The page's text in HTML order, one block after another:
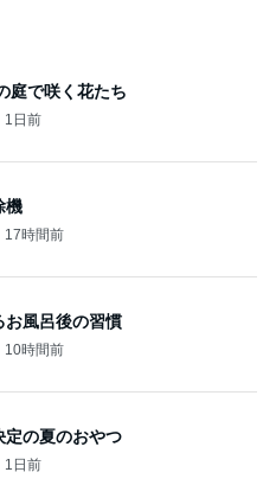
庭で咲く花たち
1日前
機
17時間前
お風呂後の習慣
10時間前
定の夏のおやつ
1日前